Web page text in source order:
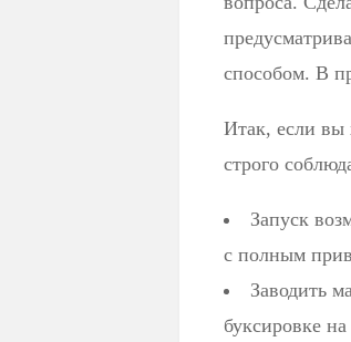
способом. В
Итак, если вы
строго
Запуск
с полным
Заводить
буксировке